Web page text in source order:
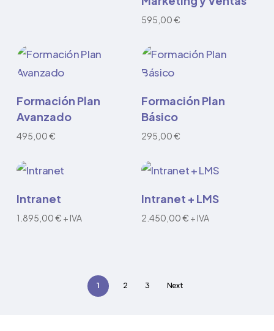
Las
pueden
elegir
en
página
de
producto
1.490,00 €
595,00€
Añadir al carrito
Formación Plan
Avanzado
495,00€
Añadir al carrito
Formación Plan
Básico
295,00€
Intranet
1.895,00€ + IVA
Intranet + LMS
2.450,00€ + IVA
1 2 3 Next